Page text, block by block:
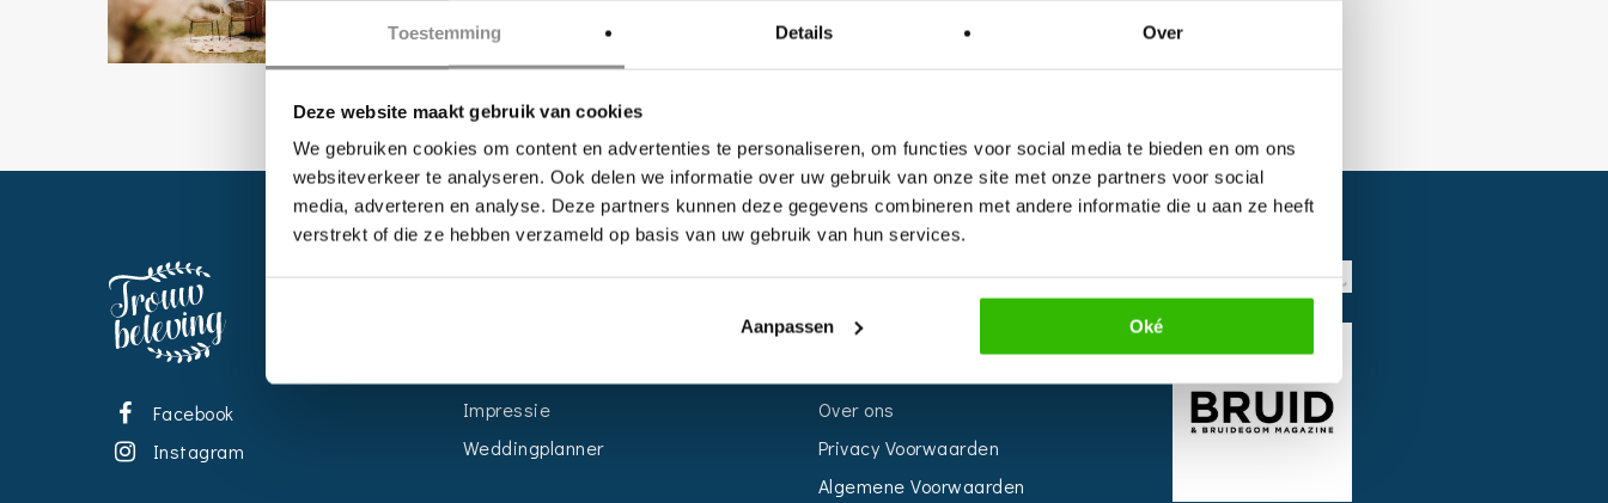
Toestemming Details Over
Deze website maakt gebruik van cookies
We gebruiken cookies om content en advertenties te personaliseren, om functies voor social media te bieden en om ons
websiteverkeer te analyseren. Ook delen we informatie over uw gebruik van onze site met onze partners voor social
media, adverteren en analyse. Deze partners kunnen deze gegevens combineren met andere informatie die u aan ze heeft
verstrekt of die ze hebben verzameld op basis van uw gebruik van hun services.
Aanpassen Oké
Facebook
Instagram
EVENTS
Impressie
Weddingplanner
INFORMATIE
Voor Bedrijven
Over ons
Privacy Voorwaarden
Algemene Voorwaarden